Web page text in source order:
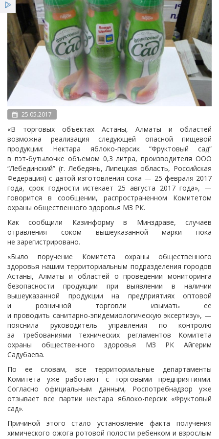
Услуги
Новости
Вестник НЦЭ
25.05.2017
«В торговых объектах Астаны, Алматы и областей
возможна реализация следующей опасной пищевой
продукции: Нектара яблоко-персик“Фруктовый сад”
в пэт-бутылочке объемом 0,3 литра, производителя ООО
“Лебединский” (г. Лебедянь, Липецкая область, Российская
Федерация) с датой изготовления сока — 25 февраля 2017
года, срок годности истекает 25 августа 2017 года», —
говорится в сообщении, распространенном Комитетом
охраны общественного здоровья МЗ РК.
Как сообщили Казинформу в Минздраве, случаев
отравления соком вышеуказанной марки пока
не зарегистрировано.
«Было поручение Комитета охраны общественного
здоровья нашим территориальным подразделения городов
Астаны, Алматы и областей о проведении мониторинга
безопасности продукции при выявлении в наличии
вышеуказанной продукции на предприятиях оптовой
и розничной торговли изымать ее
и проводить санитарно-эпидемиологическую эксертизу», —
пояснила руководитель управления по контролю
за требованиями технических регламентов Комитета
охраны общественного здоровья МЗ РК Айгерим
Садубаева.
По ее словам, все территориальные департаменты
Комитета уже работают с торговыми предприятиями.
Согласно официальным данным, Роспотребнадзор уже
отзывает все партии нектара яблоко-персик«Фруктовый
сад».
Причиной этого стало установление факта получения
химического ожога ротовой полости ребенком и взрослым